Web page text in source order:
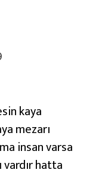
kaya
mezarı
insan varsa
vardır hatta